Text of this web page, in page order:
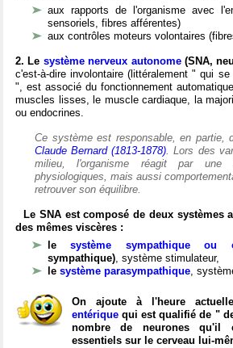
aux rapports de l'organisme avec
sensoriels, fibres afférentes)
aux contrôles moteurs volontaires
2. Le système nerveux autonome(SNA,
c'est-à-dire involontaire (littéralement " qui
", est associé du fonctionnement
muscles lisses, le muscle cardiaque, la
ou endocrines.
Ce système est responsable, en partie,
Claude Bernard (1813-1878). Lors des
milieu, l'organisme réagit par une
physiologiques, mais aussi
retrouver son équilibre.
Le SNA est composé de deux systèmes
des mêmes viscères :
lesystème sympathique ou
sympathique), système stimulateur,
le système parasympathique,
On ajoute à l'heure
entérique qui est qualifié de "
nombre de neurones qu'il
essentiels sur le cerveau lui-